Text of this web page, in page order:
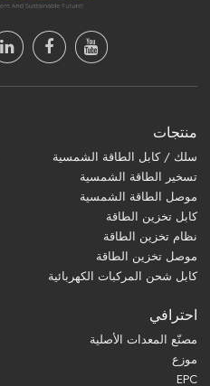
منتجات
سلك / كابل الطاقة الشمسية
تسخير الطاقة الشمسية
موصل الطاقة الشمسية
كابل تخزين الطاقة
نظام تخزين الطاقة
موصل تخزين الطاقة
كابل شحن المركبات الكهربائية
احترافي
مصنّع المعدات الأصلية
موزع
EPC